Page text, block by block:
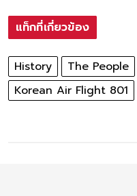
แท็กที่เกี่ยวข้อง
History The People
Korean Air Flight 801